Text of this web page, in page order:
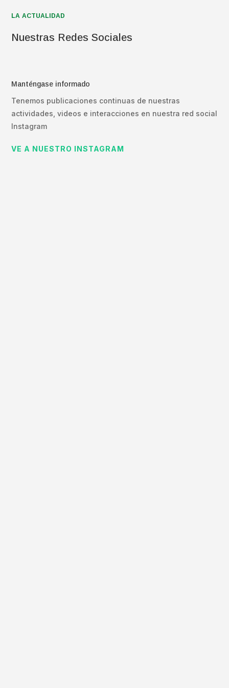
LA ACTUALIDAD
Nuestras Redes Sociales
Manténgase informado
Tenemos publicaciones continuas de nuestras
actividades, videos e interacciones en nuestra red social
Instagram
VE A NUESTRO INSTAGRAM